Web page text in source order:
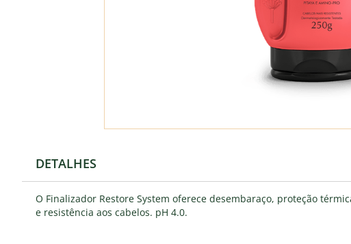
DETALHES
O Finalizador Restore System oferece desembaraço, proteção
e resistência aos cabelos. pH 4.0.